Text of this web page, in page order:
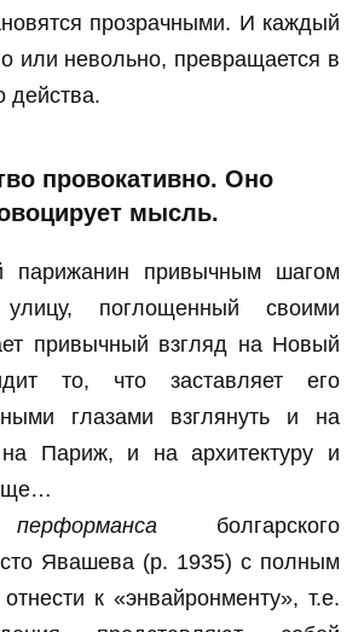
прозрачными. И каждый
или невольно, превращается в
действа.
провокативно. Оно
мысль.
парижанин привычным шагом
поглощенный своими
привычный взгляд на Новый
то, что заставляет его
глазами взглянуть и на
Париж, и на архитектуру и
болгарского
Явашева (р. 1935) с полным
к «энвайронменту», т.е.